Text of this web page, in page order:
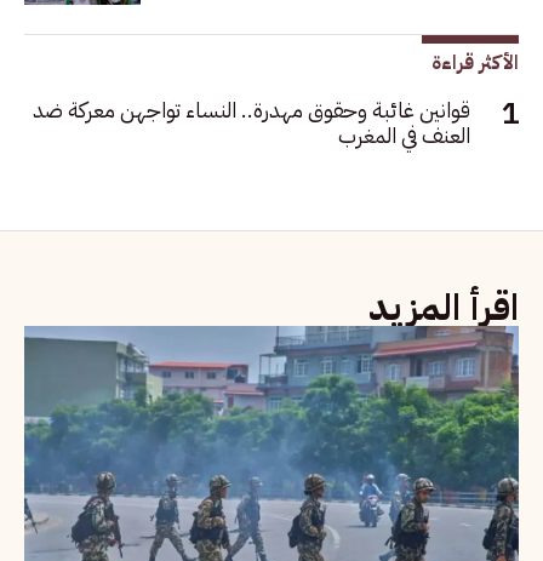
الأكثر قراءة
قوانين غائبة وحقوق مهدرة.. النساء تواجهن معركة ضد
العنف في المغرب
اقرأ المزيد